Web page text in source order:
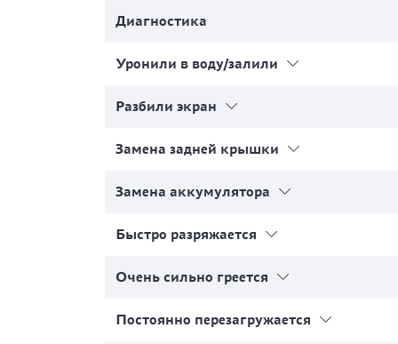
Диагностика
Уронили в воду/залили
Разбили экран
Замена задней крышки
Замена аккумулятора
Быстро разряжается
Очень сильно греется
Постоянно перезагружается